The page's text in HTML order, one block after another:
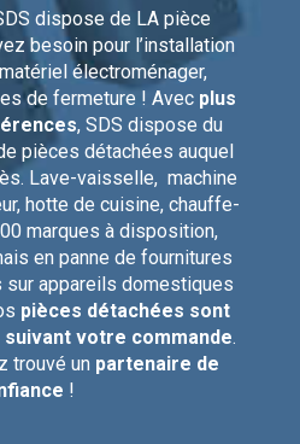
dispose de LA pièce
besoin pour l’installation
électroménager,
de fermeture ! Avec plus
, SDS dispose du
pièces détachées auquel
Lave-vaisselle, machine
hotte de cuisine, chauffe-
marques à disposition,
en panne de fournitures
appareils domestiques
pièces détachées sont
votre commande.
trouvé un partenaire de
!